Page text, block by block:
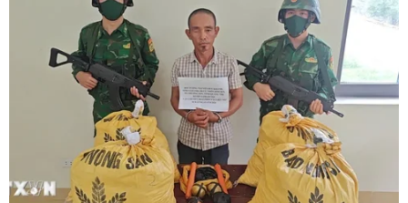
Sông Hồng và khát vọng kiến tạo Hà
Nội trở thành đô thị toàn cầu
08/08/2026 13:13
Nông sản Việt Nam còn nhiều dư địa